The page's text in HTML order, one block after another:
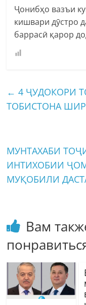
Ҷонибҳо вазъи
кишвари дӯстро
баррасӣ қарор
← 4 ҶУДОКОРИ
ТОБИСТОНА
МУНТАХАБИ
ИНТИХОБИИ
МУҚОБИЛИ
Вам